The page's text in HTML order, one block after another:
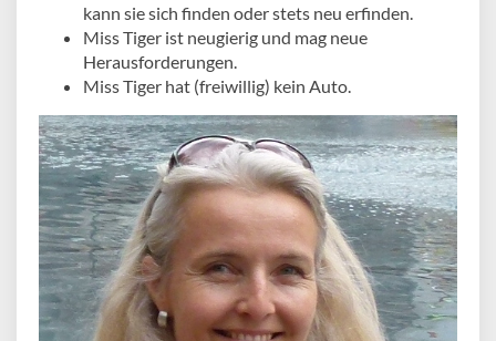
kann sie sich finden oder stets neu erfinden.
Miss Tiger ist neugierig und mag neue
Herausforderungen.
Miss Tiger hat (freiwillig) kein Auto.